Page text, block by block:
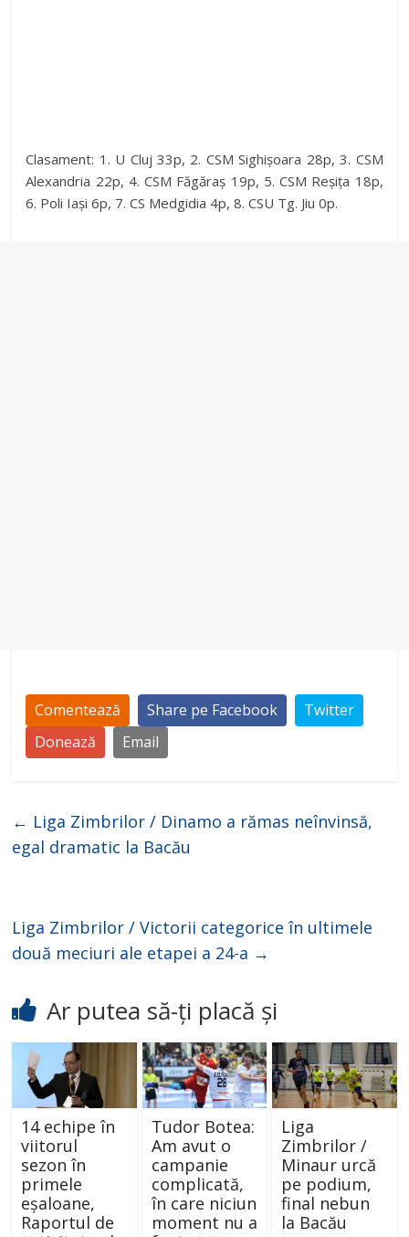
Clasament: 1. U Cluj 33p, 2. CSM Sighișoara 28p, 3. CSM
Alexandria 22p, 4. CSM Făgăraș 19p, 5. CSM Reșița 18p,
6. Poli Iași 6p, 7. CS Medgidia 4p, 8. CSU Tg. Jiu 0p.
Comentează Share pe Facebook
Twitter
Donează
Email
← Liga Zimbrilor / Dinamo a rămas neînvinsă,
egal dramatic la Bacău
Liga Zimbrilor / Victorii categorice în ultimele
două meciuri ale etapei a 24-a →
Ar putea să-ți placă și
14 echipe în
viitorul
sezon în
primele
eșaloane,
Raportul de
Tudor Botea:
Am avut o
campanie
complicată,
în care niciun
moment nu a
Liga
Zimbrilor /
Minaur urcă
pe podium,
final nebun
la Bacău